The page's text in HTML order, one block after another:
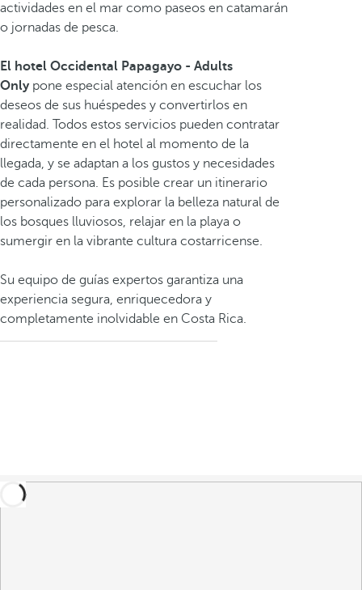
actividades en el mar como paseos en catamarán
o jornadas de pesca.
El hotel Occidental Papagayo - Adults
Onlypone especial atención en escuchar los
deseos de sus huéspedes y convertirlos en
realidad. Todos estos servicios pueden contratar
directamente en el hotel al momento de la
llegada, y se adaptan a los gustos y necesidades
de cada persona. Es posible crear un itinerario
personalizado para explorar la belleza natural de
los bosques lluviosos, relajar en la playa o
sumergir en la vibrante cultura costarricense.
Su equipo de guías expertos garantiza una
experiencia segura, enriquecedora y
completamente inolvidable en Costa Rica.